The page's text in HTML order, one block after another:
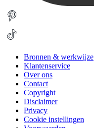
Bronnen & werkwijze
Klantenservice
Over ons
Contact
Copyright
Disclaimer
Privacy
Cookie instellingen